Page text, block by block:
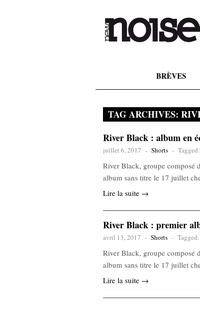
BRÈVES
TAG ARCHIVES:
River Black : album en
juillet 6, 2017 - Shorts - Tagged:
River Black, groupe composé
album sans titre le 17 juillet
Lire la suite →
River Black : premier
avril 13, 2017 - Shorts - Tagged:
River Black, groupe composé
album sans titre le 17 juillet
Lire la suite →